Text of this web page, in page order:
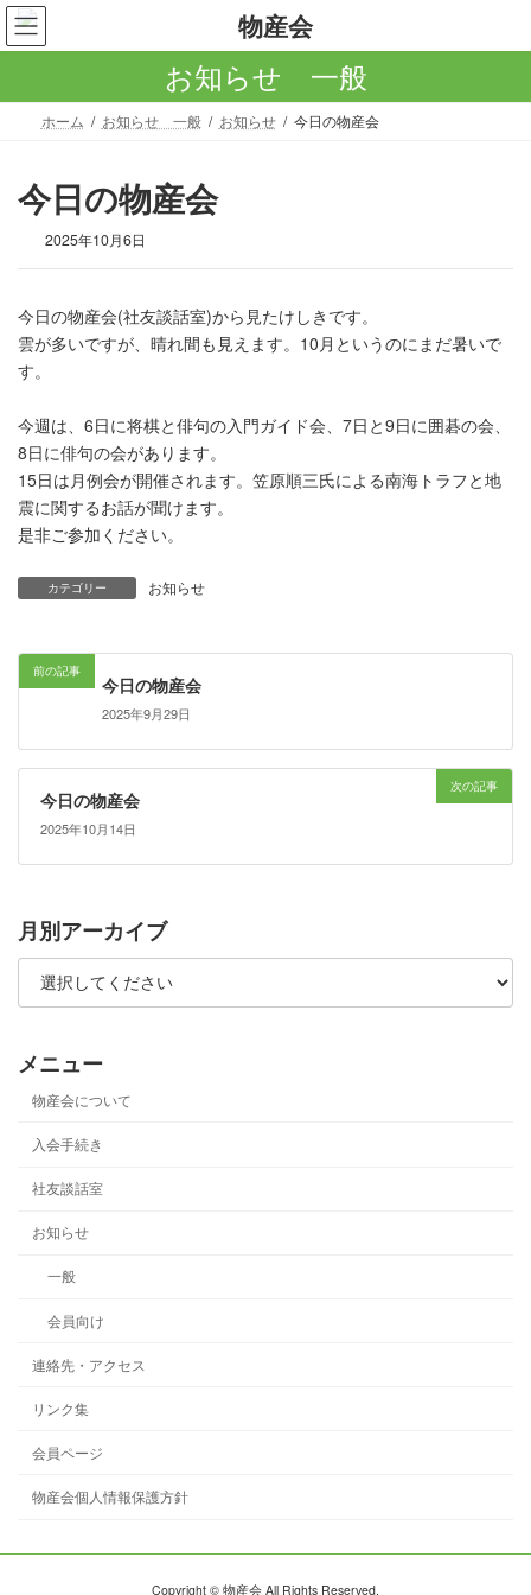
コ
ン
ナ
ビ
お知らせ 一般
ホーム お知らせ 一般 お知らせ 今日の物産会
今日の物産会
2025年10月6日
今日の物産会(社友談話室)から見たけしきです。
雲が多いですが、晴れ間も見えます。10月というのにまだ暑いで
す。
今週は、6日に将棋と俳句の入門ガイド会、7日と9日に囲碁の会、
8日に俳句の会があります。
15日は月例会が開催されます。笠原順三氏による南海トラフと地
震に関するお話が聞けます。
是非ご参加ください。
カテゴリー お知らせ
前の記事
今日の物産会
2025年9月29日
次の記事
今日の物産会
2025年10月14日
月別アーカイブ
メニュー
物産会について
入会手続き
社友談話室
お知らせ
一般
会員向け
連絡先・アクセス
リンク集
会員ページ
物産会個人情報保護方針
Copyright © 物産会 All Rights Reserved.